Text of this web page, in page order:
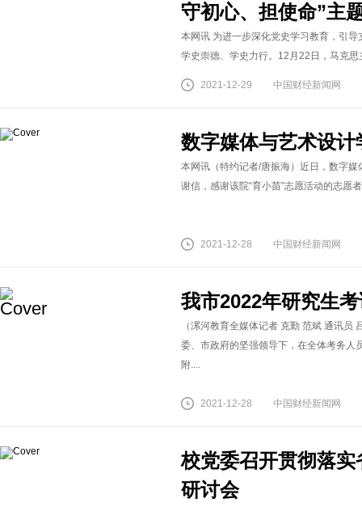
守初心、担使命”主
本网讯 为进一步深化党史学习教育，引
学史崇德、学史力行。12月22日，马克
2021-12-29 中国财经新闻网
数字媒体与艺术设
本网讯（特约记者/唐振海）近日，数字
谢信，感谢该院“育小苗”志愿活动的志愿
2021-12-28 中国财经新闻网
我市2022年研究生
（漯河教育全媒体记者 克勤 范斌 通讯
委、市政府的坚强领导下，在全体考务人
附....
2021-12-28 中国财经新闻网
校党委召开贯彻落
研讨会